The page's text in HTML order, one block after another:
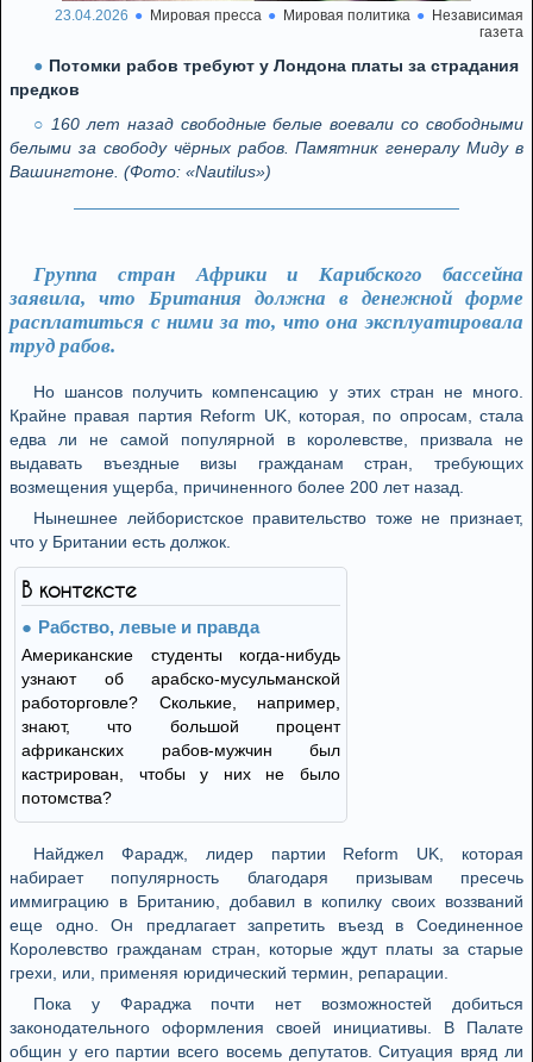
23.04.2026 Мировая пресса Мировая политика
Независимая
газета
Потомки рабов требуют у Лондона платы за страдания
предков
160 лет назад свободные белые воевали со свободными
белыми за свободу чёрных рабов. Памятник генералу Миду в
Вашингтоне. (Фото: «Nautilus»)
Группа стран Африки и Карибского бассейна
заявила, что Британия должна в денежной форме
расплатиться с ними за то, что она эксплуатировала
труд рабов.
Но шансов получить компенсацию у этих стран не много.
Крайне правая партия Reform UK, которая, по опросам, стала
едва ли не самой популярной в королевстве, призвала не
выдавать въездные визы гражданам стран, требующих
возмещения ущерба, причиненного более 200 лет назад.
Нынешнее лейбористское правительство тоже не признает,
что у Британии есть должок.
В контексте
Рабство, левые и правда
Американские студенты когда-нибудь
узнают об арабско-мусульманской
работорговле? Сколькие, например,
знают, что большой процент
африканских рабов-мужчин был
кастрирован, чтобы у них не было
потомства?
Найджел Фарадж, лидер партии Reform UK, которая
набирает популярность благодаря призывам пресечь
иммиграцию в Британию, добавил в копилку своих воззваний
еще одно. Он предлагает запретить въезд в Соединенное
Королевство гражданам стран, которые ждут платы за старые
грехи, или, применяя юридический термин, репарации.
Пока у Фараджа почти нет возможностей добиться
законодательного оформления своей инициативы. В Палате
общин у его партии всего восемь депутатов. Ситуация вряд ли